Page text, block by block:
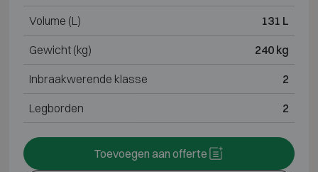
Volume (L) 131 L
Gewicht (kg) 240 kg
Inbraakwerende klasse 2
Legborden 2
Toevoegen aan offerte